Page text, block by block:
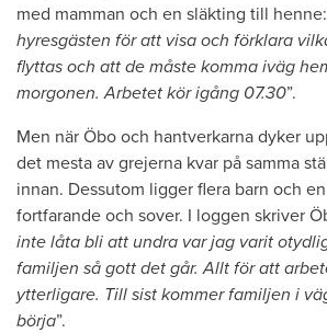
med mamman och en släkting till
hyresgästen för att visa och förklara
flyttas och att de måste komma iväg
morgonen. Arbetet kör igång 07.30”.
Men när Öbo och hantverkarna dyker
det mesta av grejerna kvar på samma
innan. Dessutom ligger flera barn och
fortfarande och sover. I loggen skriver
inte låta bli att undra var jag varit
familjen så gott det går. Allt för att
ytterligare. Till sist kommer familjen i
börja”.